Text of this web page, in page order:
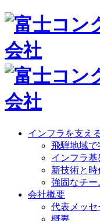
インフラを支え
飛騨地域で
インフラ
新技術と
強固なチー
会社概要
代表メッセ
概要